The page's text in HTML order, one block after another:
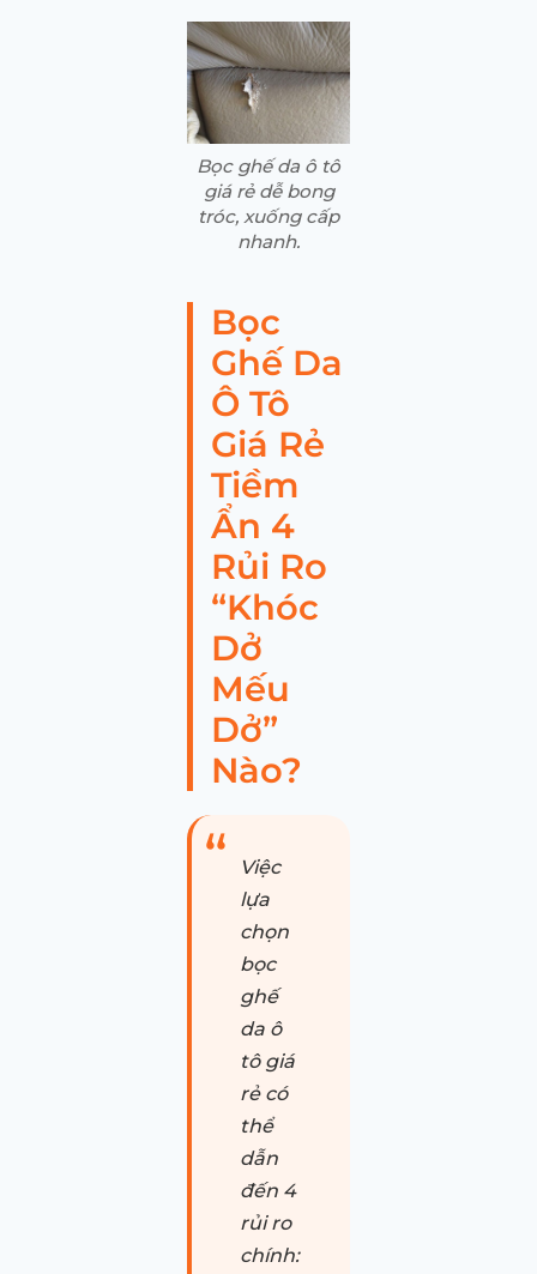
Bọc ghế da ô tô
giá rẻ dễ bong
tróc, xuống cấp
nhanh.
Bọc
Ghế Da
Ô Tô
Giá Rẻ
Tiềm
Ẩn 4
Rủi Ro
“Khóc
Dở
Mếu
Dở”
Nào?
Việc
lựa
chọn
bọc
ghế
da ô
tô giá
rẻ có
thể
dẫn
đến 4
rủi ro
chính: